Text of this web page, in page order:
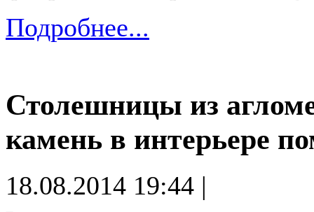
Подробнее...
Столешницы из
камень в интерьере
18.08.2014 19:44 |